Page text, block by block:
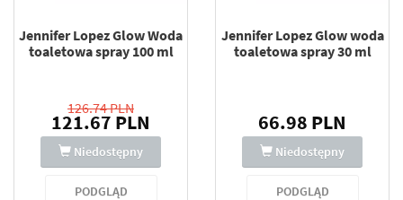
Jennifer Lopez Glow Woda
toaletowa spray 100 ml
126.74 PLN
121.67 PLN
Niedostępny
PODGLĄD
Jennifer Lopez Glow woda
toaletowa spray 30 ml
66.98 PLN
Niedostępny
PODGLĄD